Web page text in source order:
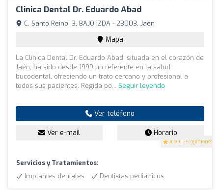
Clinica Dental Dr. Eduardo Abad
4.9 (125 opiniones)
C. Santo Reino, 3, BAJO IZDA - 23003, Jaén
Mapa
La Clínica Dental Dr. Eduardo Abad, situada en el corazón de
Jaén, ha sido desde 1999 un referente en la salud
bucodental, ofreciendo un trato cercano y profesional a
todos sus pacientes. Regida po... Seguir leyendo
Ver teléfono
Ver e-mail Horario
Servicios y Tratamientos:
Implantes dentales
Dentistas pediátricos